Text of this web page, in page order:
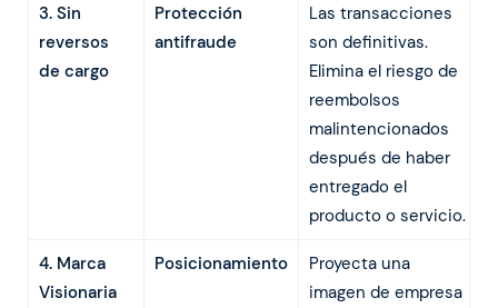
3. Sin
reversos
de cargo
Protección
antifraude
Las transacciones
son definitivas.
Elimina el riesgo de
reembolsos
malintencionados
después de haber
entregado el
producto o servicio.
4. Marca
Visionaria
Posicionamiento
Proyecta una
imagen de empresa